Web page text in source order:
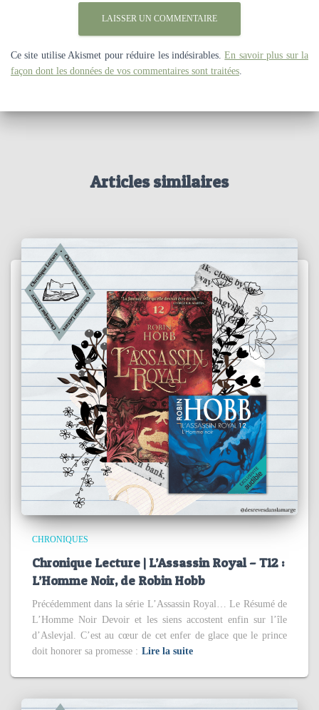
Ce site utilise Akismet pour réduire les indésirables.En savoir plus sur la
façon dont les données de vos commentaires sont traitées.
Articles similaires
CHRONIQUES
Chronique Lecture | L’Assassin Royal – T12 :
L’Homme Noir, de Robin Hobb
Précédemment dans la série L’Assassin Royal… Le Résumé de
L’Homme Noir Devoir et les siens accostent enfin sur l’île
d’Aslevjal. C’est au cœur de cet enfer de glace que le prince
doit honorer sa promesse : Lire la suite